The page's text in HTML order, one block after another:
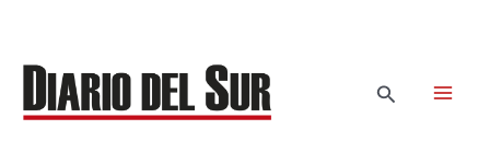
contenido
Buscar